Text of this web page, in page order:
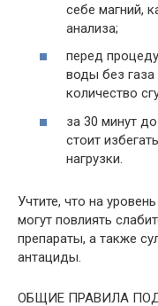
себе магний,
анализа;
перед
воды без газа
количество
за 30 минут
стоит
нагрузки.
Учтите, что на
могут повлиять
препараты, а также
антациды.
ОБЩИЕ ПРАВИЛА